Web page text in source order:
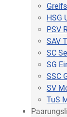
HSG
PSV
SAV
SC
SG
SSC
SV
TuS